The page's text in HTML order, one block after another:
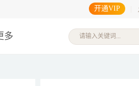
开通VIP
多